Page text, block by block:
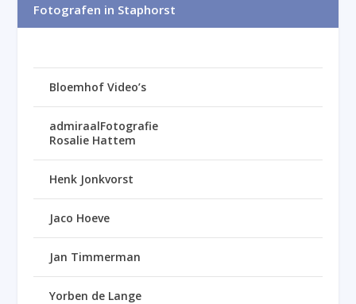
Fotografen in Staphorst
Bloemhof Video’s
admiraalFotografie
Rosalie Hattem
Henk Jonkvorst
Jaco Hoeve
Jan Timmerman
Yorben de Lange